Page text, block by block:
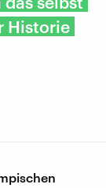
Historie